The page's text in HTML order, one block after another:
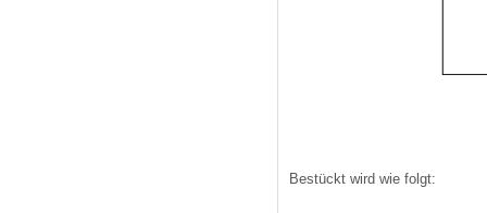
Bestückt wird wie folgt: